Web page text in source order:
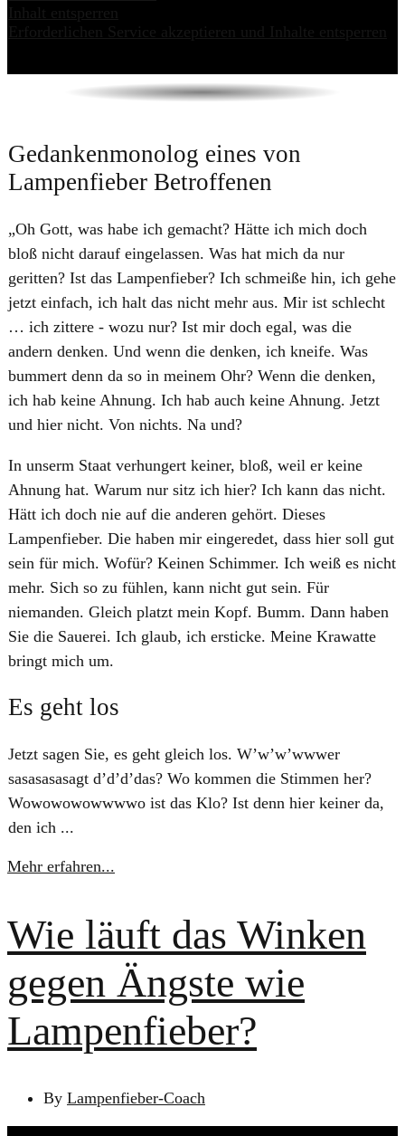
Gedankenmonolog eines von
Lampenfieber Betroffenen
„Oh Gott, was habe ich gemacht? Hätte ich mich doch
bloß nicht darauf eingelassen. Was hat mich da nur
geritten? Ist das Lampenfieber? Ich schmeiße hin, ich gehe
jetzt einfach, ich halt das nicht mehr aus. Mir ist schlecht
… ich zittere - wozu nur? Ist mir doch egal, was die
andern denken. Und wenn die denken, ich kneife. Was
bummert denn da so in meinem Ohr? Wenn die denken,
ich hab keine Ahnung. Ich hab auch keine Ahnung. Jetzt
und hier nicht. Von nichts. Na und?
In unserm Staat verhungert keiner, bloß, weil er keine
Ahnung hat. Warum nur sitz ich hier? Ich kann das nicht.
Hätt ich doch nie auf die anderen gehört. Dieses
Lampenfieber. Die haben mir eingeredet, dass hier soll gut
sein für mich. Wofür? Keinen Schimmer. Ich weiß es nicht
mehr. Sich so zu fühlen, kann nicht gut sein. Für
niemanden. Gleich platzt mein Kopf. Bumm. Dann haben
Sie die Sauerei. Ich glaub, ich ersticke. Meine Krawatte
bringt mich um.
Es geht los
Jetzt sagen Sie, es geht gleich los. W’w’w’wwwer
sasasasasagt d’d’d’das? Wo kommen die Stimmen her?
Wowowowowwwwo ist das Klo? Ist denn hier keiner da,
den ich ...
Mehr erfahren...
Wie läuft das Winken
gegen Ängste wie
Lampenfieber?
By Lampenfieber-Coach